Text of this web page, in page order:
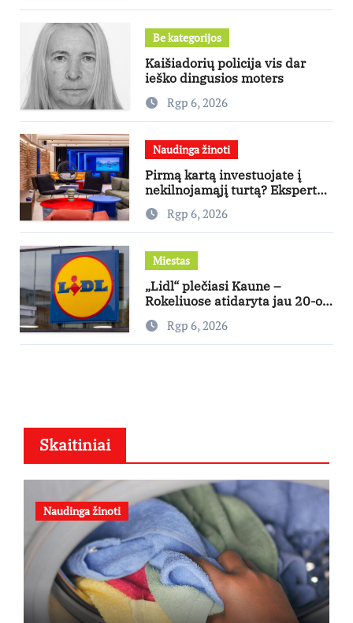
Be kategorijos
Kaišiadorių policija vis dar
ieško dingusios moters
Rgp 6, 2026
Naudinga žinoti
Pirmą kartą investuojate į
nekilnojamąjį turtą? Ekspertas
pataria, kaip pasirinkti būstą,
kuris generuos grąžą
Rgp 6, 2026
Miestas
„Lidl“ plečiasi Kaune –
Rokeliuose atidaryta jau 20-oji
parduotuvė mieste
Rgp 6, 2026
Skaitiniai
Naudinga žinoti